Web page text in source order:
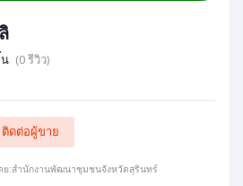
(0 รีวิว)
ติดต่อผู้ขาย
:สำนักงานพัฒนาชุมชนจังหวัดสุรินทร์